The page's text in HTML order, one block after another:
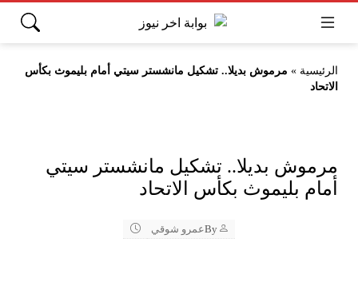
الرئيسية » مرموش بديلا.. تشكيل مانشستر سيتي أمام بليموث بكأس
الاتحاد
مرموش بديلا.. تشكيل مانشستر سيتي
أمام بليموث بكأس الاتحاد
Byعمرو شوقي